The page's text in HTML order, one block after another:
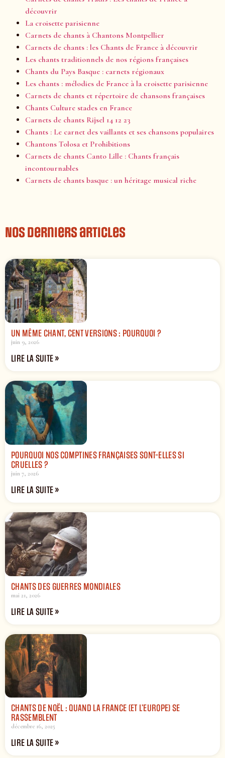
découvrir
La croisette parisienne
Carnets de chants à Chantons Montpellier
Carnets de chants : les Chants de France à découvrir
Les chants traditionnels de nos régions françaises
Chants du Pays Basque : carnets régionaux
Les chants : mélodies de France à la croisette parisienne
Carnets de chants et répertoire de chansons françaises
Chants Culture stades en France
Carnets de chants Rijsel 14 12 23
Chants : Le carnet des vaillants et ses chansons populaires
Chantons Tolosa et Prohibitions
Carnets de chants Canto Lille : Chants français
incontournables
Carnets de chants basque : un héritage musical riche
Nos derniers articles
UN MÊME CHANT, CENT VERSIONS : POURQUOI ?
juin 9, 2026
LIRE LA SUITE »
POURQUOI NOS COMPTINES FRANÇAISES SONT-ELLES SI
CRUELLES ?
juin 7, 2026
LIRE LA SUITE »
CHANTS DES GUERRES MONDIALES
mai 21, 2026
LIRE LA SUITE »
CHANTS DE NOËL : QUAND LA FRANCE (ET L’EUROPE) SE
RASSEMBLENT
décembre 16, 2025
LIRE LA SUITE »